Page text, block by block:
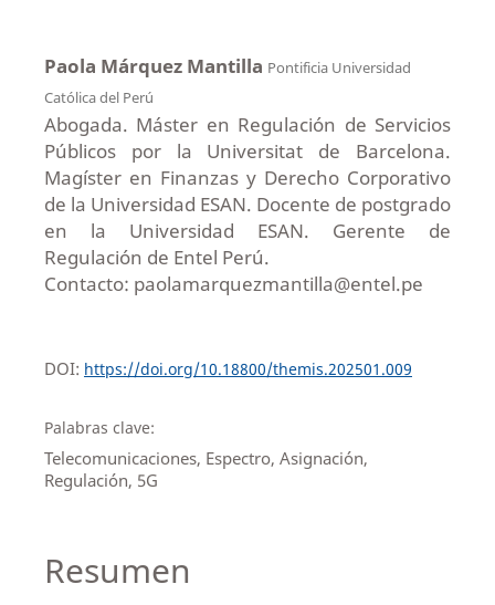
Paola Márquez Mantilla Pontificia Universidad
Católica del Perú
Abogada. Máster en Regulación de Servicios
Públicos por la Universitat de Barcelona.
Magíster en Finanzas y Derecho Corporativo
de la Universidad ESAN. Docente de postgrado
en la Universidad ESAN. Gerente de
Regulación de Entel Perú.
Contacto: paolamarquezmantilla@entel.pe
DOI: https://doi.org/10.18800/themis.202501.009
Palabras clave:
Telecomunicaciones, Espectro, Asignación,
Regulación, 5G
Resumen